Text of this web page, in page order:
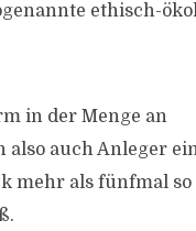
ethisch-
in der Menge an
also auch Anleger
mehr als fünfmal so